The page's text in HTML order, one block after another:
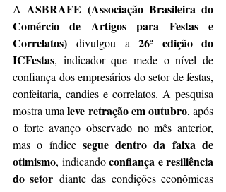
A ASBRAFE (Associação Brasileira do
Comércio de Artigos para Festas e
Correlatos) divulgou a 26ª edição do
ICFestas, indicador que mede o nível de
confiança dos empresários do setor de festas,
confeitaria, candies e correlatos. A pesquisa
mostra uma leve retração em outubro, após
o forte avanço observado no mês anterior,
mas o índice segue dentro da faixa de
otimismo, indicando confiança e resiliência
do setor diante das condições econômicas